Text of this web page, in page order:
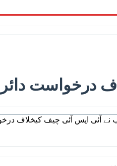
دائر
آئی ایس آئی چیف کیخلاف